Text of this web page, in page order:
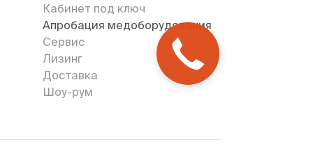
Кабинет под ключ
Апробация медоборудования
Сервис
Лизинг
Доставка
Шоу-рум